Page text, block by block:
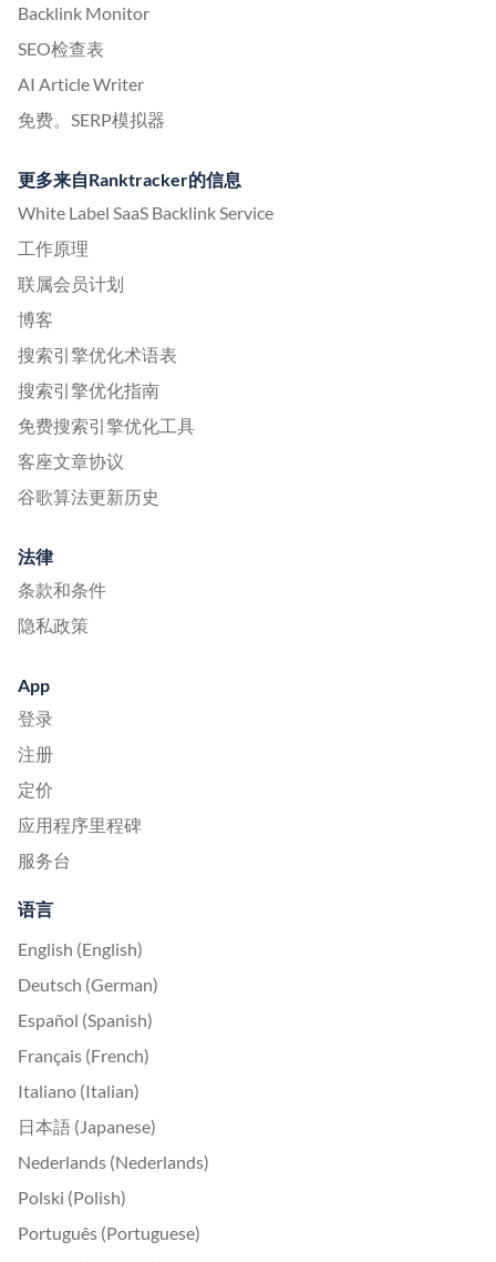
Backlink Monitor
SEO检查表
AI Article Writer
免费。SERP模拟器
更多来自Ranktracker的信息
White Label SaaS Backlink Service
工作原理
联属会员计划
博客
搜索引擎优化术语表
搜索引擎优化指南
免费搜索引擎优化工具
客座文章协议
谷歌算法更新历史
法律
条款和条件
隐私政策
App
登录
注册
定价
应用程序里程碑
服务台
语言
English (English)
Deutsch (German)
Español (Spanish)
Français (French)
Italiano (Italian)
日本語 (Japanese)
Nederlands (Nederlands)
Polski (Polish)
Português (Portuguese)